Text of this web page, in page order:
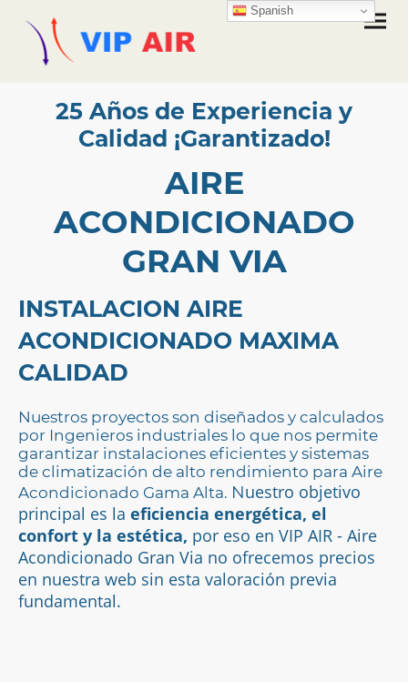
25 Años de Experiencia y
Calidad ¡Garantizado!
AIRE
ACONDICIONADO
GRAN VIA
INSTALACION AIRE
ACONDICIONADO MAXIMA
CALIDAD
Nuestros proyectos son diseñados y calculados
por Ingenieros industriales lo que nos permite
garantizar instalaciones eficientes y sistemas
de climatización de alto rendimiento para Aire
Acondicionado Gama Alta. Nuestro objetivo
principal es la eficiencia energética, el
confort y la estética, por eso en VIP AIR - Aire
Acondicionado Gran Via no ofrecemos precios
en nuestra web sin esta valoración previa
fundamental.
Spanish